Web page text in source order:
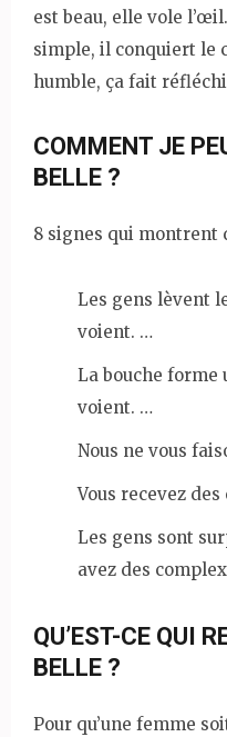
est beau, elle vole
simple, il conquiert le
humble, ça fait
COMMENT JE
BELLE ?
8 signes qui montrent
Les gens lèvent
voient. …
La bouche forme
voient. …
Nous ne vous
Vous recevez
Les gens sont
avez des
QU’EST-CE QUI
BELLE ?
Pour qu’une femme